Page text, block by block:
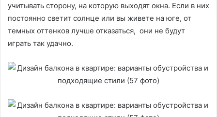
учитывать сторону, на которую выходят окна. Если в них
постоянно светит солнце или вы живете на юге, от
темных оттенков лучше отказаться, они не будут
играть так удачно.